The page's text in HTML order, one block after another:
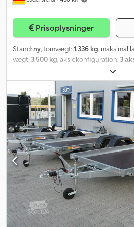
Imlox Afqjha Har du endnu ikke fundet
altid 50-100 køretøjer på lager til
reparationer. Specialist i
campingvogne. Stort udvalg af
vi et stort udvalg af reservedele og
producenter. Få rådgivning pr. telefon,
eller kig forbi direkte.
Prisoplysninger
Stand: ny, tomvægt:1.336 kg, maksimal
vægt: 3.500 kg, akslekonfiguration: 3
2.100 mm
Produktionsår:2025, kilometerstand:
energieffektivitet:A , Humbaur HTK
tipper Personbilanhænger Alder: Ny
hovedsyn fra datoen for første
registreringspapirer
certifikat) Tilgængelig fra: Ca. 3
(uden bindende garanti) Finansiering
partnerbanker! Tekniske data Tilladt
Egenvægt: ca. 1.336 kg Nyttelast: ca.
Ladlængde: 4.100 mm Ladbredde: 2.100
Bremsetype: Bremset,
under ladet), gummifjedrekser El-
Dækstørrelse: 195/50 R13C
Værktøjskasse Codpfx Afow Ivz Ejqjha